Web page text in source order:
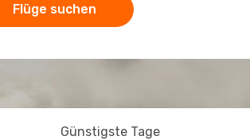
Flüge suchen
Günstigste Tage